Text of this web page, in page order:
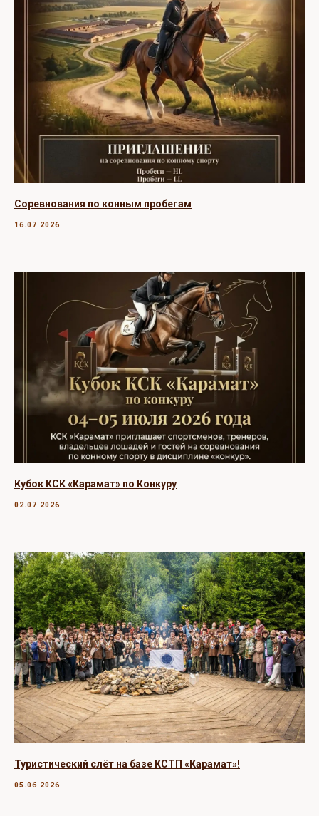
Соревнования по конным пробегам
16.07.2026
Кубок КСК «Карамат» по Конкуру
02.07.2026
Туристический слёт на базе КСТП «Карамат»!
05.06.2026